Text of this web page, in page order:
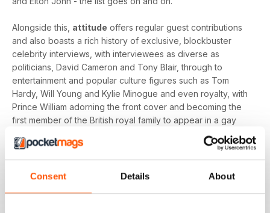
Consent Details About
Alongside this, attitude offers regular guest contributions
and also boasts a rich history of exclusive, blockbuster
celebrity interviews, with interviewees as diverse as
politicians, David Cameron and Tony Blair, through to
entertainment and popular culture figures such as Tom
Hardy, Will Young and Kylie Minogue and even royalty, with
Prince William adorning the front cover and becoming the
first member of the British royal family to appear in a gay
Keep yourself up-to-date with the latest, pressing LGBT+
news and stories from across the world with a bi-monthly